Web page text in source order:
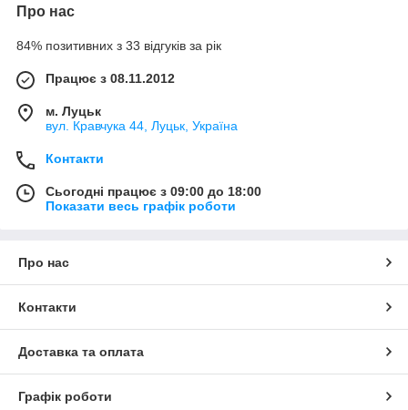
Про нас
84% позитивних з 33 відгуків за рік
Працює з 08.11.2012
м. Луцьк
вул. Кравчука 44, Луцьк, Україна
Контакти
Сьогодні працює з 09:00 до 18:00
Показати весь графік роботи
Про нас
Контакти
Доставка та оплата
Графік роботи